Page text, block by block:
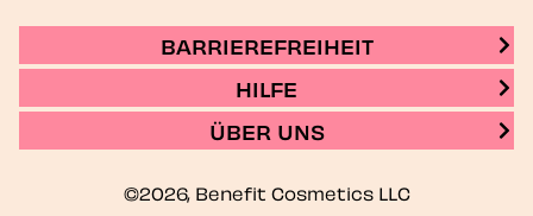
BARRIEREFREIHEIT
HILFE
ÜBER UNS
©2026, Benefit Cosmetics LLC